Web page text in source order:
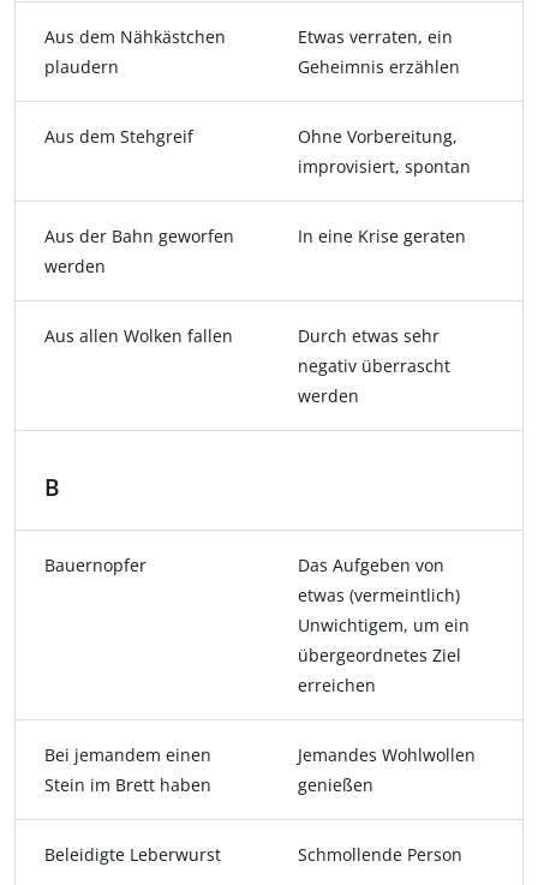
Aus dem Nähkästchen
plaudern
Etwas verraten, ein
Geheimnis erzählen
Aus dem Stehgreif
Ohne Vorbereitung,
improvisiert, spontan
Aus der Bahn geworfen
werden
In eine Krise geraten
Aus allen Wolken fallen
Durch etwas sehr
negativ überrascht
werden
B
Bauernopfer
Das Aufgeben von
etwas (vermeintlich)
Unwichtigem, um ein
übergeordnetes Ziel
erreichen
Bei jemandem einen
Stein im Brett haben
Jemandes Wohlwollen
genießen
Beleidigte Leberwurst Schmollende Person